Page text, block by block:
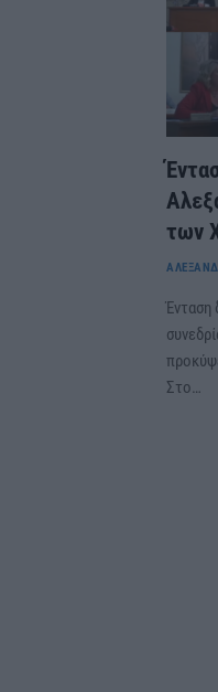
των
Ένταση
Στο…